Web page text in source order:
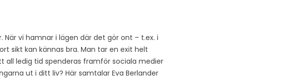
vi hamnar i lägen där det gör ont – t.ex. i
sikt kan kännas bra. Man tar en exit helt
all ledig tid spenderas framför sociala medier
ut i ditt liv? Här samtalar Eva Berlander